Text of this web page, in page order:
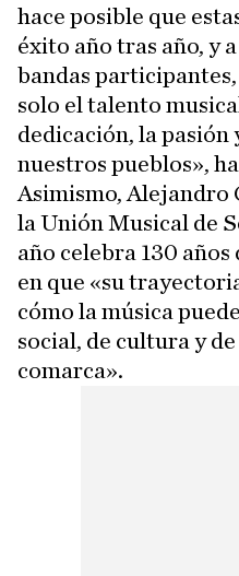
hace posible que
éxito año tras año, y
bandas
solo el talento
dedicación, la pasión
nuestros pueblos»,
Asimismo, Alejandro
la Unión Musical de
año celebra 130
en que «su
cómo la música
social, de cultura y
comarca».